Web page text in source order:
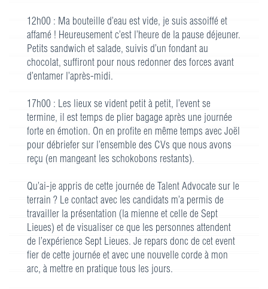
12h00 : Ma bouteille d’eau est vide, je suis assoiffé et
affamé ! Heureusement c’est l’heure de la pause déjeuner.
Petits sandwich et salade, suivis d’un fondant au
chocolat, suffiront pour nous redonner des forces avant
d’entamer l’après-midi.
17h00 : Les lieux se vident petit à petit, l’event se
termine, il est temps de plier bagage après une journée
forte en émotion. On en profite en même temps avec Joël
pour débriefer sur l’ensemble des CVs que nous avons
reçu (en mangeant les schokobons restants).
Qu’ai-je appris de cette journée de Talent Advocate sur le
terrain ? Le contact avec les candidats m’a permis de
travailler la présentation (la mienne et celle de Sept
Lieues) et de visualiser ce que les personnes attendent
de l’expérience Sept Lieues. Je repars donc de cet event
fier de cette journée et avec une nouvelle corde à mon
arc, à mettre en pratique tous les jours.